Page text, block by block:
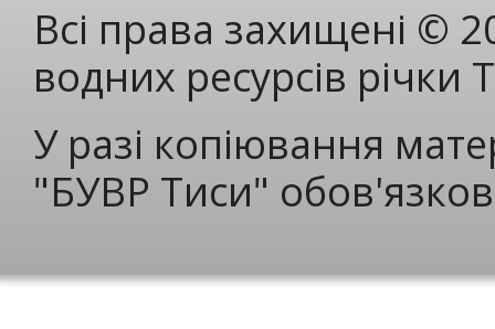
Всі права захищені ©
водних ресурсів річки
У разі копіювання
"БУВР Тиси"